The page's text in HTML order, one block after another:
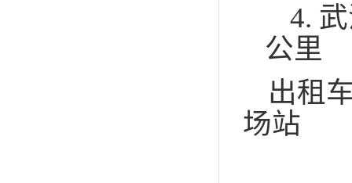
4.
公里
出租
场站